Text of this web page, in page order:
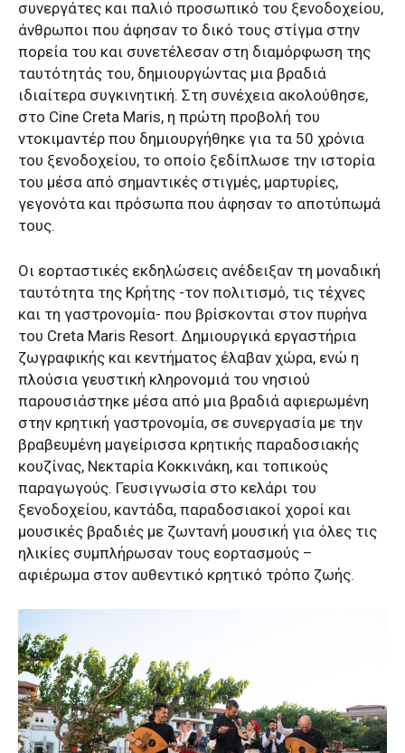
συνεργάτες και παλιό προσωπικό του ξενοδοχείου,
άνθρωποι που άφησαν το δικό τους στίγμα στην
πορεία του και συνετέλεσαν στη διαμόρφωση της
ταυτότητάς του, δημιουργώντας μια βραδιά
ιδιαίτερα συγκινητική. Στη συνέχεια ακολούθησε,
στο Cine Creta Maris, η πρώτη προβολή του
ντοκιμαντέρ που δημιουργήθηκε για τα 50 χρόνια
του ξενοδοχείου, το οποίο ξεδίπλωσε την ιστορία
του μέσα από σημαντικές στιγμές, μαρτυρίες,
γεγονότα και πρόσωπα που άφησαν το αποτύπωμά
τους.
Οι εορταστικές εκδηλώσεις ανέδειξαν τη μοναδική
ταυτότητα της Κρήτης -τον πολιτισμό, τις τέχνες
και τη γαστρονομία- που βρίσκονται στον πυρήνα
του Creta Maris Resort. Δημιουργικά εργαστήρια
ζωγραφικής και κεντήματος έλαβαν χώρα, ενώ η
πλούσια γευστική κληρονομιά του νησιού
παρουσιάστηκε μέσα από μια βραδιά αφιερωμένη
στην κρητική γαστρονομία, σε συνεργασία με την
βραβευμένη μαγείρισσα κρητικής παραδοσιακής
κουζίνας, Νεκταρία Κοκκινάκη, και τοπικούς
παραγωγούς. Γευσιγνωσία στο κελάρι του
ξενοδοχείου, καντάδα, παραδοσιακοί χοροί και
μουσικές βραδιές με ζωντανή μουσική για όλες τις
ηλικίες συμπλήρωσαν τους εορτασμούς –
αφιέρωμα στον αυθεντικό κρητικό τρόπο ζωής.